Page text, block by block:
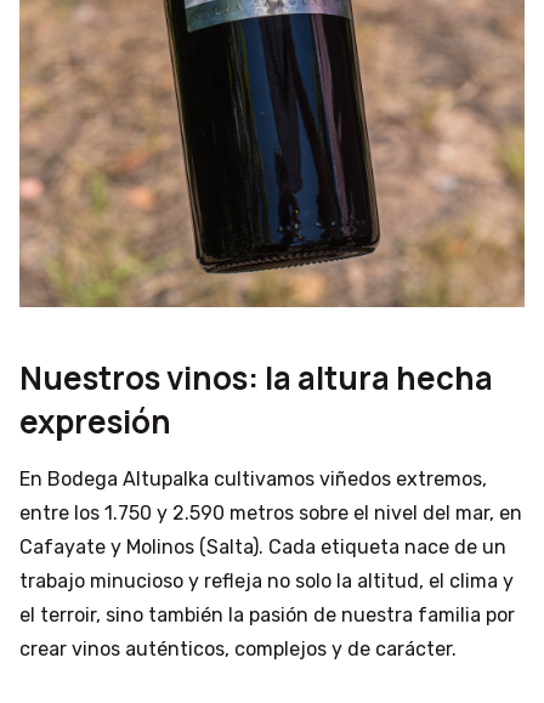
Nuestros vinos: la altura hecha
expresión
En Bodega Altupalka cultivamos viñedos extremos,
entre los 1.750 y 2.590 metros sobre el nivel del mar, en
Cafayate y Molinos (Salta). Cada etiqueta nace de un
trabajo minucioso y refleja no solo la altitud, el clima y
el terroir, sino también la pasión de nuestra familia por
crear vinos auténticos, complejos y de carácter.